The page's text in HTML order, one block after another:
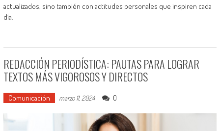
actualizados, sino también con actitudes personales que inspiren cada
día.
REDACCIÓN PERIODÍSTICA: PAUTAS PARA LOGRAR
TEXTOS MÁS VIGOROSOS Y DIRECTOS
Comunicación marzo 11, 2024 0